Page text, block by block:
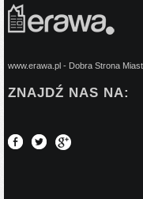
www.erawa.pl - Dobra Strona
ZNAJDŹ NAS NA: